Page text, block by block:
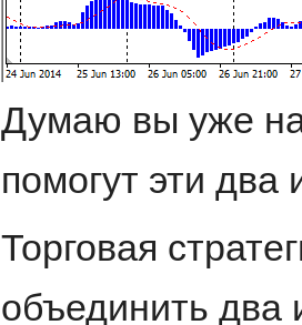
Думаю вы уже
помогут эти два
Торговая
объединить два